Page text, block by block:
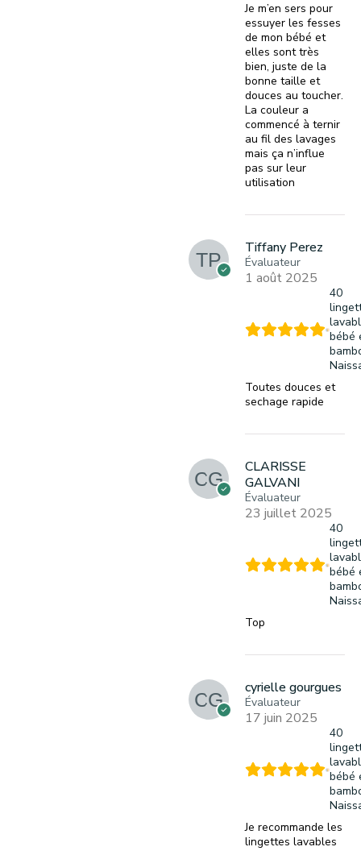
Je m’en sers pour
essuyer les fesses
de mon bébé et
elles sont très
bien, juste de la
bonne taille et
douces au toucher.
La couleur a
commencé à ternir
au fil des lavages
mais ça n’influe
pas sur leur
utilisation
Tiffany Perez
Évaluateur
1 août 2025
40
bébé
Toutes douces et
sechage rapide
CLARISSE
GALVANI
Évaluateur
23 juillet 2025
40
bébé
Top
cyrielle gourgues
Évaluateur
17 juin 2025
40
bébé
Je recommande les
lingettes lavables